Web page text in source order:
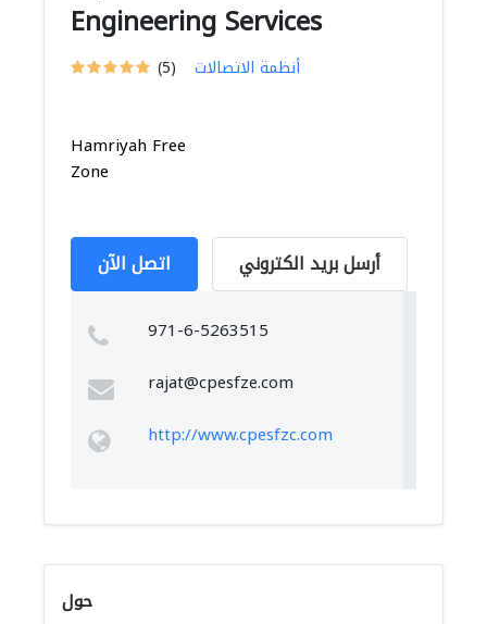
Engineering Services
(5) أنظمة الاتصالات
Hamriyah Free
Zone
اتصل الآن أرسل بريد الكتروني
971-6-5263515
rajat@cpesfze.com
http://www.cpesfzc.com
حول